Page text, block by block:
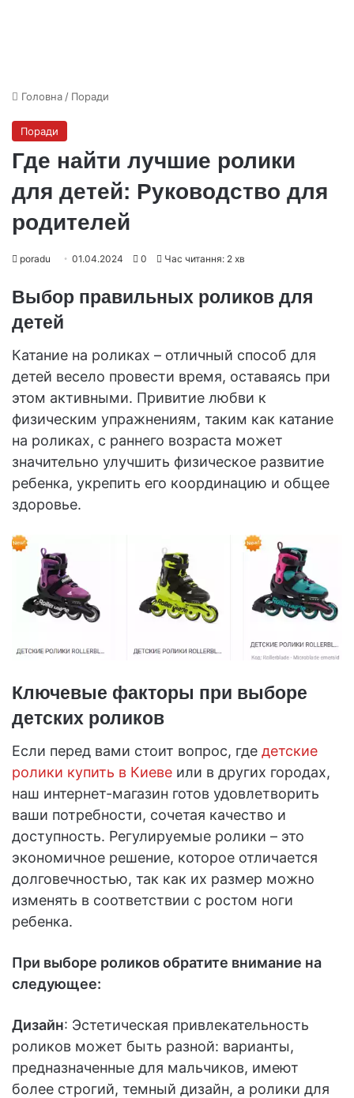
Головна / Поради
Поради
Где найти лучшие ролики
для детей: Руководство для
родителей
poradu 01.04.2024 0 Час читання: 2 хв
Выбор правильных роликов для
детей
Катание на роликах – отличный способ для
детей весело провести время, оставаясь при
этом активными. Привитие любви к
физическим упражнениям, таким как катание
на роликах, с раннего возраста может
значительно улучшить физическое развитие
ребенка, укрепить его координацию и общее
здоровье.
Ключевые факторы при выборе
детских роликов
Если перед вами стоит вопрос, где детские
ролики купить в Киеве или в других городах,
наш интернет-магазин готов удовлетворить
ваши потребности, сочетая качество и
доступность. Регулируемые ролики – это
экономичное решение, которое отличается
долговечностью, так как их размер можно
изменять в соответствии с ростом ноги
ребенка.
При выборе роликов обратите внимание на
следующее:
Дизайн: Эстетическая привлекательность
роликов может быть разной: варианты,
предназначенные для мальчиков, имеют
более строгий, темный дизайн, а ролики для